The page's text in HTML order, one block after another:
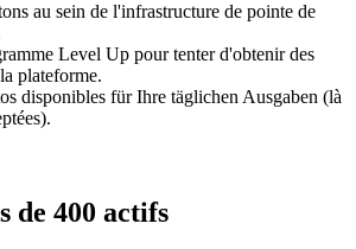
au sein de l'infrastructure de pointe de
Level Up pour tenter d'obtenir des
plateforme.
disponibles für Ihre täglichen Ausgaben (là
de 400 actifs